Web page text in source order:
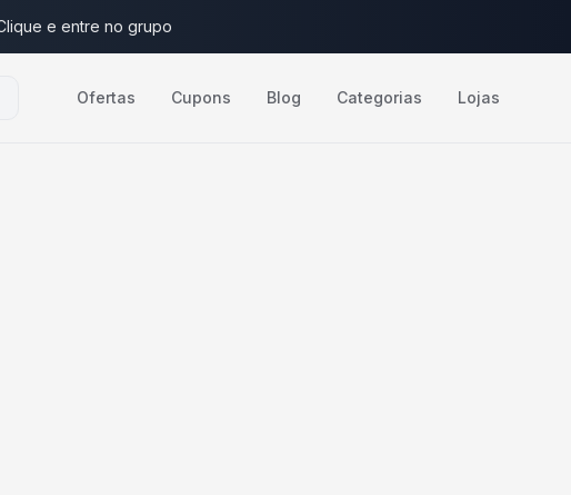
e entre no grupo
Ofertas Cupons Blog Categorias Lojas